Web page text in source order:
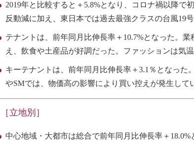
2019年と比較すると＋5.8%となり、コロナ禍以降で
反動減に加え、東日本では過去最強クラスの台風19
テナントは、前年同月比伸長率＋10.7%となった。
え、飲食や土産品が好調だった。ファッションは気
キーテナントは、前年同月比伸長率＋3.1％となっ
やSMでは、物価高の影響により買い控えが発生して
［立地別］
中心地域・大都市は総合で前年同月比伸長率＋